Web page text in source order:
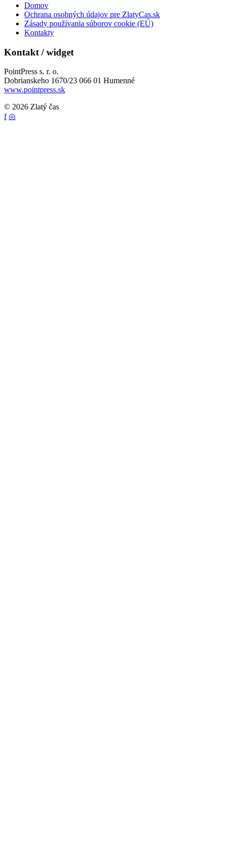
Domov
Ochrana osobných údajov pre ZlatyCas.sk
Zásady používania súborov cookie (EÚ)
Kontakty
Kontakt / widget
PointPress s. r. o.
Dobrianskeho 1670/23 066 01 Humenné
www.pointpress.sk
© 2026 Zlatý čas
f ◎